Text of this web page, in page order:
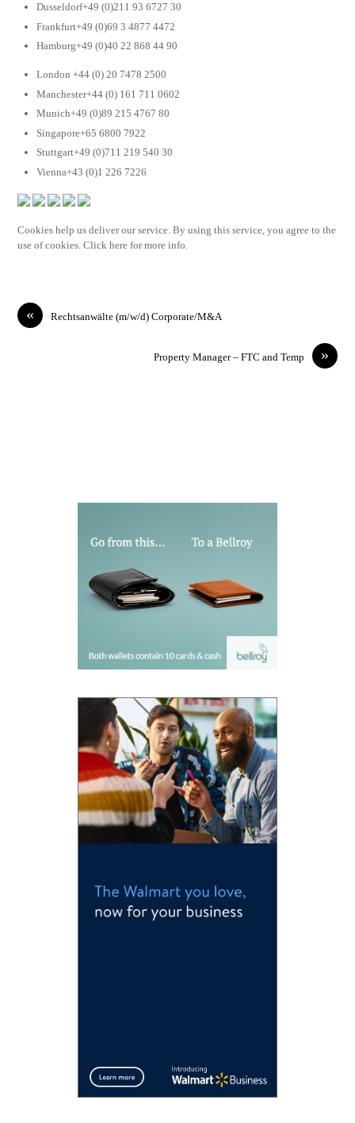
Dusseldorf+49 (0)211 93 6727 30
Frankfurt+49 (0)69 3 4877 4472
Hamburg+49 (0)40 22 868 44 90
London +44 (0) 20 7478 2500
Manchester+44 (0) 161 711 0602
Munich+49 (0)89 215 4767 80
Singapore+65 6800 7922
Stuttgart+49 (0)711 219 540 30
Vienna+43 (0)1 226 7226
Cookies help us deliver our service. By using this service, you agree to the
use of cookies. Click here for more info.
« Rechtsanwälte (m/w/d) Corporate/M&A
»
Property Manager – FTC and Temp